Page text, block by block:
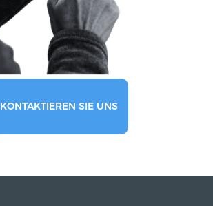
KONTAKTIEREN SIE UNS